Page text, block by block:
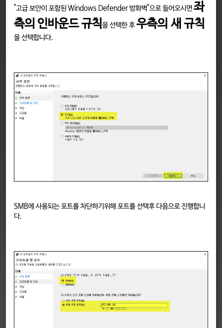
"고급 보안이 포함된 Windows Defender 방화벽"으로 들어오시면 좌
측의 인바운드 규칙을 선택한 후우측의 새 규칙
을 선택합니다.
SMB에 사용되는 포트를 차단하기위해 포트를 선택후 다음으로 진행합니
다.